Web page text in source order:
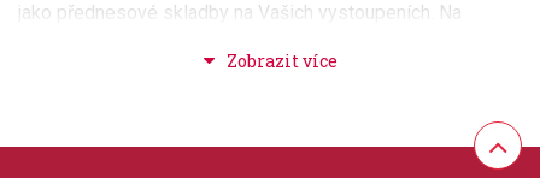
jako přednesové skladby na Vašich vystoupeních. Na
slyšet jejich správné provedení! Výborné! Obtížnost 3+